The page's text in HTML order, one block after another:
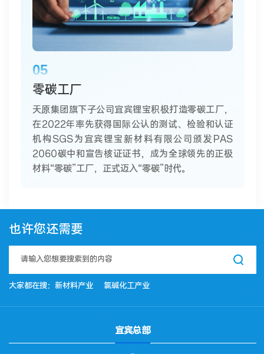
05
零碳工厂
天原集团旗下子公司宜宾锂宝积极打造零碳工厂，
在2022年率先获得国际公认的测试、检验和认证
机构SGS为宜宾锂宝新材料有限公司颁发PAS
2060碳中和宣告核证证书，成为全球领先的正极
材料“零碳”工厂，正式迈入“零碳”时代。
也许您还需要
大家都在搜： 新材料产业 氯碱化工产业
宜宾总部